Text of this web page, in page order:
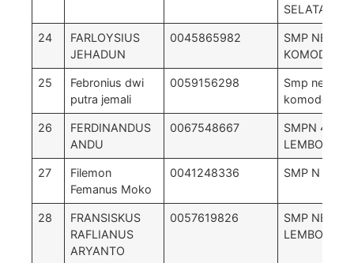
SELATAN
24
FARLOYSIUS
JEHADUN
0045865982
SMP
KOMODO
25
Febronius dwi
putra jemali
0059156298
Smp negri 1
komodo
26
FERDINANDUS
ANDU
0067548667
SMPN 4
LEMBOR
27
Filemon
Femanus Moko
0041248336 SMP N 1
28
FRANSISKUS
RAFLIANUS
ARYANTO
0057619826
SMP
LEMBOR